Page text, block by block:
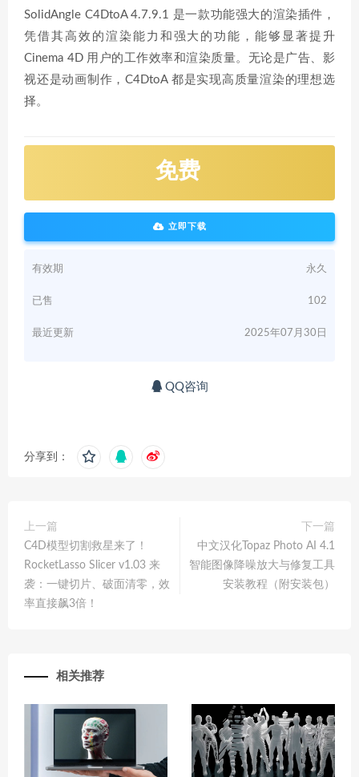
SolidAngle C4DtoA 4.7.9.1 是一款功能强大的渲染插件，
凭借其高效的渲染能力和强大的功能，能够显著提升
Cinema 4D 用户的工作效率和渲染质量。无论是广告、影
视还是动画制作，C4DtoA 都是实现高质量渲染的理想选
择。
免费
立即下载
有效期 永久
已售 102
最近更新 2025年07月30日
QQ咨询
分享到：
上一篇
C4D模型切割救星来了！
RocketLasso Slicer v1.03 来
袭：一键切片、破面清零，效
率直接飙3倍！
下一篇
中文汉化Topaz Photo AI 4.1
智能图像降噪放大与修复工具
安装教程（附安装包）
相关推荐